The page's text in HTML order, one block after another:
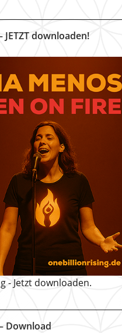
JETZT downloaden!
- Jetzt downloaden.
Download